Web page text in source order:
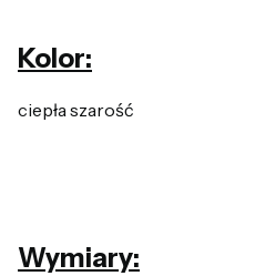
Kolor:
ciepła szarość
Wymiary: